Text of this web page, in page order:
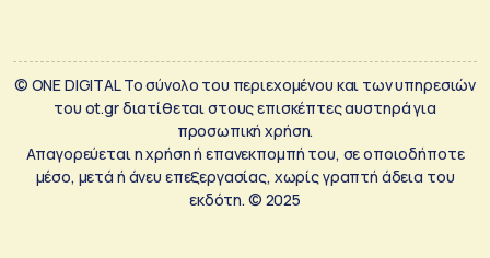
© ONE DIGITAL Το σύνολο του περιεχομένου και των υπηρεσιών
του ot.gr διατίθεται στους επισκέπτες αυστηρά για
προσωπική χρήση.
Απαγορεύεται η χρήση ή επανεκπομπή του, σε οποιοδήποτε
μέσο, μετά ή άνευ επεξεργασίας, χωρίς γραπτή άδεια του
εκδότη. © 2025